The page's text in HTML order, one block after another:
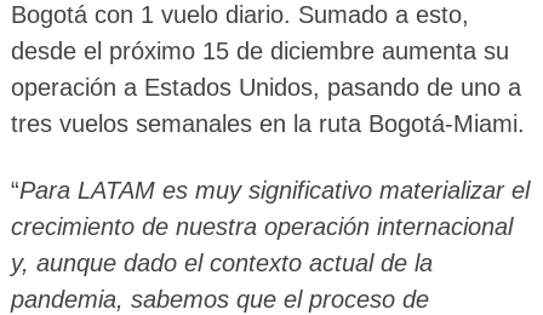
Bogotá con 1 vuelo diario. Sumado a esto,
desde el próximo 15 de diciembre aumenta su
operación a Estados Unidos, pasando de uno a
tres vuelos semanales en la ruta Bogotá-Miami.
“Para LATAM es muy significativo materializar el
crecimiento de nuestra operación internacional
y, aunque dado el contexto actual de la
pandemia, sabemos que el proceso de